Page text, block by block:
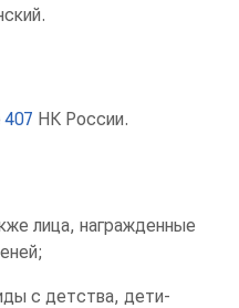
407 НК России.
лица, награжденные
с детства, дети-